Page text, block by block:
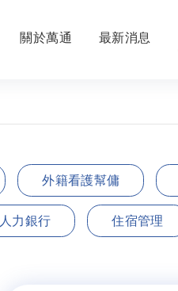
關於萬通 最新消息
外籍看護幫傭
人力銀行 住宿管理